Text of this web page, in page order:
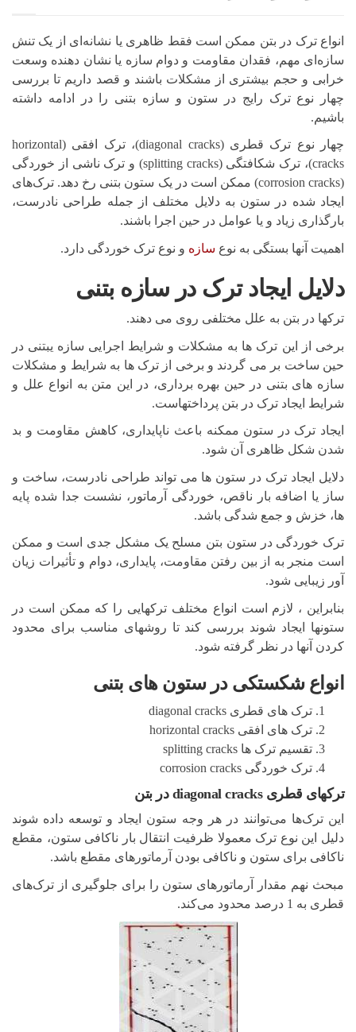
انواع ترک در بتن ممکن است فقط ظاهری یا نشانه‌ای از یک تنش
سازه‌ای مهم، فقدان مقاومت و دوام سازه یا نشان دهنده وسعت
خرابی و حجم بیشتری از مشکلات باشند‌ و قصد داریم تا بررسی
چهار نوع ترک رایج در ستون و سازه بتنی را در ادامه داشته
باشیم.
چهار نوع ترک قطری (diagonal cracks)، ترک افقی (horizontal
cracks)، ترک شکافتگی (splitting cracks) و ترک ناشی از خوردگی
(corrosion cracks) ممکن است در یک ستون بتنی رخ دهد. ترک‌های
ایجاد شده در ستون به دلایل مختلف از جمله طراحی نادرست،
بارگذاری زیاد و یا عوامل در حین اجرا باشند.
اهمیت آنها بستگی به نوع سازه و نوع ترک خوردگی دارد.
دلایل ایجاد ترک در سازه بتنی
ترکها در بتن به علل مختلفی روی می دهند.
برخی از این ترک ها به مشکلات و شرایط اجرایی سازه یبتنی در
حین ساخت بر می گردند و برخی از ترک ها به شرایط و مشکلات
سازه های بتنی در حین بهره برداری، در این متن به انواع علل و
شرایط ایجاد ترک در بتن پرداختهاست.
ایجاد ترک در ستون ممکنه باعث ناپایداری، کاهش مقاومت و بد
شدن شکل ظاهری آن شود.
دلایل ایجاد ترک در ستون ها می تواند طراحی نادرست، ساخت و
ساز یا اضافه بار ناقص، خوردگی آرماتور، نشست جدا شده پایه
ها، خزش و جمع شدگی باشد.
ترک خوردگی در ستون بتن مسلح یک مشکل جدی است و ممکن
است منجر به از بین رفتن مقاومت، پایداری، دوام و تأثیرات زیان
آور زیبایی شود.
بنابراین ، لازم است انواع مختلف ترکهایی را که ممکن است در
ستونها ایجاد شوند بررسی کند تا روشهای مناسب برای محدود
کردن آنها در نظر گرفته شود.
انواع شکستکی در ستون های بتنی
ترک های قطری diagonal cracks
ترک های افقی horizontal cracks
تقسیم ترک ها splitting cracks
ترک خوردگی corrosion cracks
ترکهای قطری diagonal cracks در بتن
این ترک‌ها می‌توانند در هر وجه ستون ایجاد و توسعه داده شوند
دلیل این نوع ترک معمولا ظرفیت انتقال بار ناکافی ستون، مقطع
ناکافی برای ستون و ناکافی بودن آرماتورهای مقطع باشد.
مبحث نهم مقدار آرماتورهای ستون را برای جلوگیری از ترک‌های
قطری به 1 درصد محدود می‌کند.